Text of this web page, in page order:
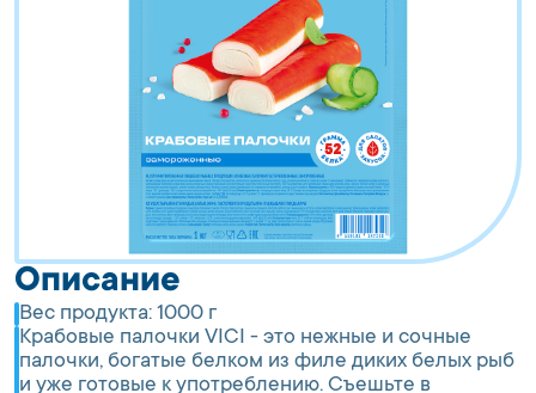
Описание
Вес продукта: 1000 г
Крабовые палочки VICI - это нежные и сочные
палочки, богатые белком из филе диких белых рыб
и уже готовые к употреблению. Съешьте в